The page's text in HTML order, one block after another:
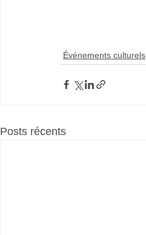
Événements culturels
Posts récents